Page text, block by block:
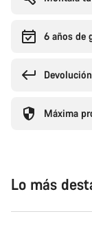
6 años de
Máxima
Lo más